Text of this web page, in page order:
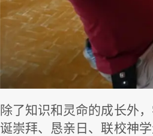
除了知识和灵命的成长外
诞崇拜、恳亲日、联校神